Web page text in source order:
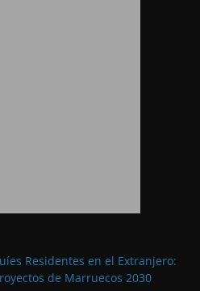
Residentes en el Extranjero:
de Marruecos 2030